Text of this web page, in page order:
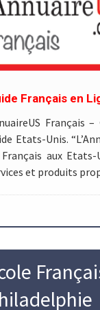
Français en
Français
Etats-Unis.
aux
et produits